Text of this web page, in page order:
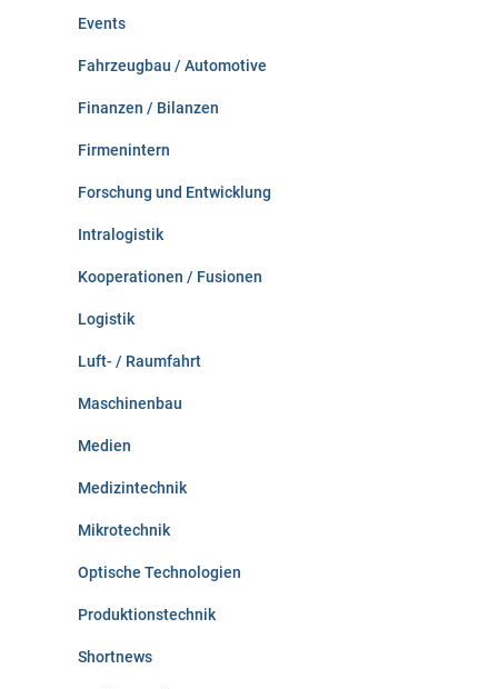
Events
Fahrzeugbau / Automotive
Finanzen / Bilanzen
Firmenintern
Forschung und Entwicklung
Intralogistik
Kooperationen / Fusionen
Logistik
Luft- / Raumfahrt
Maschinenbau
Medien
Medizintechnik
Mikrotechnik
Optische Technologien
Produktionstechnik
Shortnews